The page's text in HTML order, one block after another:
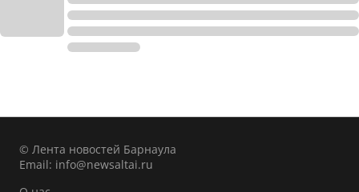
© Лента новостей Барнаула
Email: info@newsaltai.ru